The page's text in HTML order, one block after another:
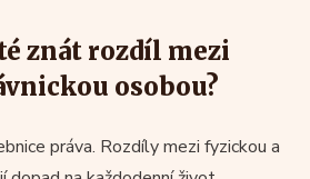
znát rozdíl mezi
osobou?
práva. Rozdíly mezi fyzickou a